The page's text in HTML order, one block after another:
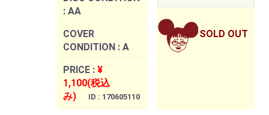
: AA
COVER
CONDITION : A
PRICE : ¥
1,100(税込
み)
ID : 170605110
SOLD OUT